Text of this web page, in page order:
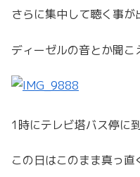
さらに集中して聴く事
ディーゼルの音とか聞
1時にテレビ塔バス停に
この日はこのまま真っ